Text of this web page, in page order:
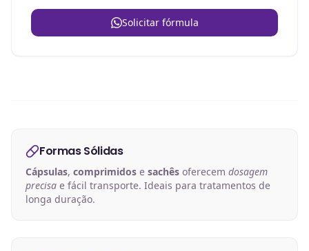
Solicitar fórmula
Formas Sólidas
Cápsulas, comprimidos e sachês oferecem dosagem
precisa e fácil transporte. Ideais para tratamentos de
longa duração.